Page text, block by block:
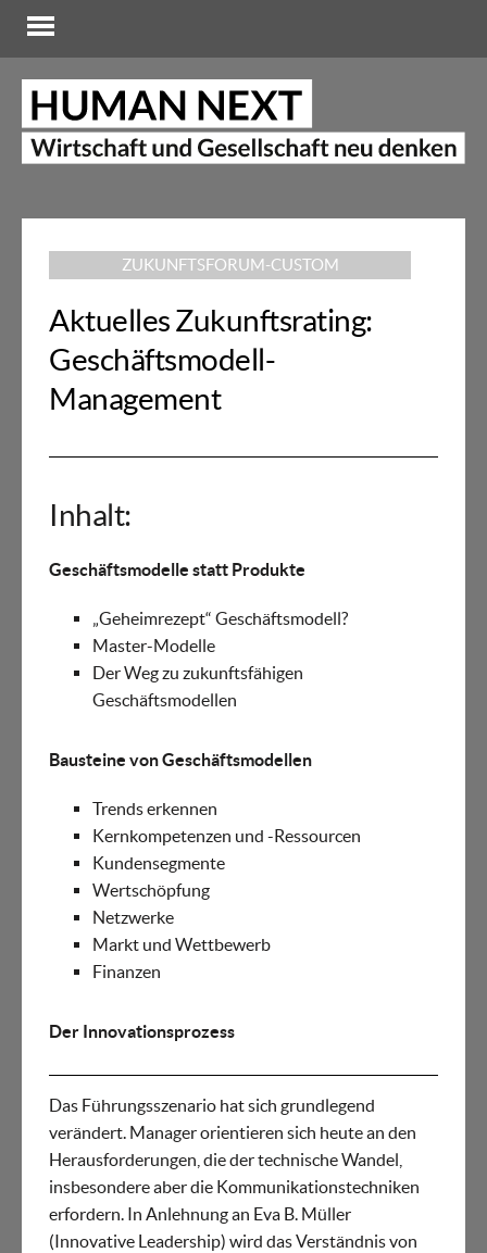
ZUKUNFTSFORUM-CUSTOM
Aktuelles Zukunftsrating:
Geschäftsmodell-
Management
Inhalt:
Geschäftsmodelle statt Produkte
„Geheimrezept“ Geschäftsmodell?
Master-Modelle
Der Weg zu zukunftsfähigen
Geschäftsmodellen
Bausteine von Geschäftsmodellen
Trends erkennen
Kernkompetenzen und -Ressourcen
Kundensegmente
Wertschöpfung
Netzwerke
Markt und Wettbewerb
Finanzen
Der Innovationsprozess
Das Führungsszenario hat sich grundlegend
verändert. Manager orientieren sich heute an den
Herausforderungen, die der technische Wandel,
insbesondere aber die Kommunikationstechniken
erfordern. In Anlehnung an Eva B. Müller
(Innovative Leadership) wird das Verständnis von